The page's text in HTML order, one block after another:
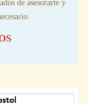
de asesorarte y